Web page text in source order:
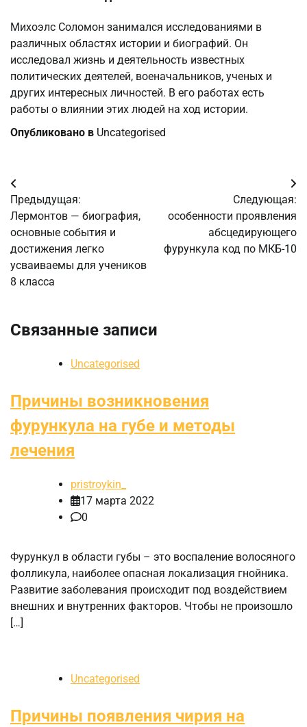
Михоэлс Соломон занимался исследованиями в
различных областях истории и биографий. Он
исследовал жизнь и деятельность известных
политических деятелей, военачальников, ученых и
других интересных личностей. В его работах есть
работы о влиянии этих людей на ход истории.
Опубликовано в Uncategorised
Навигация
по
записям
Предыдущая:
Лермонтов — биография,
основные события и
достижения легко
усваиваемы для учеников
8 класса
Следующая:
особенности проявления
абсцедирующего
фурункула код по МКБ-10
Связанные записи
Uncategorised
Причины возникновения
фурункула на губе и методы
лечения
pristroykin_
17 марта 2022
0
Фурункул в области губы – это воспаление волосяного
фолликула, наиболее опасная локализация гнойника.
Развитие заболевания происходит под воздействием
внешних и внутренних факторов. Чтобы не произошло
[…]
Uncategorised
Причины появления чирия на